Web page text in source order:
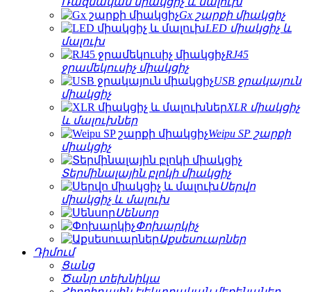
Gx շարքի միակցիչ
LED միակցիչ և
մալուխ
RJ45
ջրամեկուսիչ միակցիչ
USB ջրակայուն
միակցիչ
XLR միակցիչ
և մալուխներ
Weipu SP շարքի
միակցիչ
Տերմինալային բլոկի միակցիչ
Սերվո
միակցիչ և մալուխ
Սենսոր
Փոխարկիչ
Աքսեսուարներ
Դիմում
Ցանց
Ծանր տեխնիկա